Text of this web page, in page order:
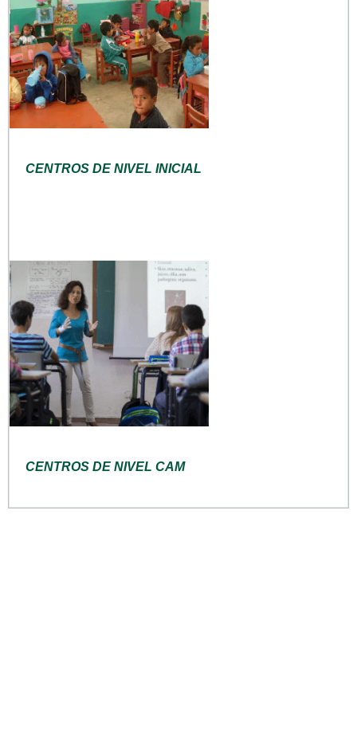
CENTROS DE NIVEL INICIAL
CENTROS DE NIVEL CAM